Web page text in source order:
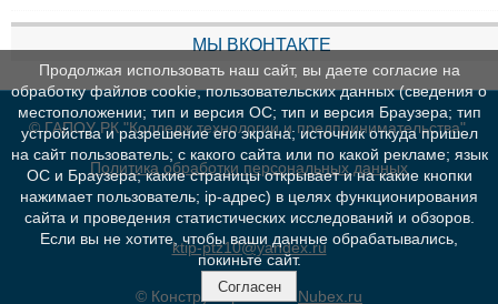
МЫ ВКОНТАКТЕ
© ГАПОУ РК "Колледж технологии и предпринимательства"
Политика обработки персональных данных
ktip-ptz10@yandex.ru
© Конструктор сайтов Nubex.ru
Продолжая использовать наш сайт, вы даете согласие на
обработку файлов cookie, пользовательских данных (сведения о
местоположении; тип и версия ОС; тип и версия Браузера; тип
устройства и разрешение его экрана; источник откуда пришел
на сайт пользователь; с какого сайта или по какой рекламе; язык
ОС и Браузера; какие страницы открывает и на какие кнопки
нажимает пользователь; ip-адрес) в целях функционирования
сайта и проведения статистических исследований и обзоров.
Если вы не хотите, чтобы ваши данные обрабатывались,
покиньте сайт.
Согласен